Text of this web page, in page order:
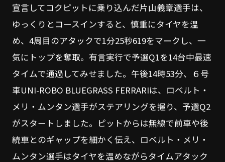
宣言してコクピットに乗り込んだ片山義章選手は、
ゆっくりとコースインすると、慎重にタイヤを温
め、4周目のアタックで1分25秒619をマークし、一
気にトップを奪取。有言実行で予選Q1を14台中最速
タイムで通過してみせました。午後14時53分、６号
車UNI-ROBO BLUEGRASS FERRARIは、ロベルト・
メリ・ムンタン選手がステアリングを握り、予選Q2
がスタートしました。ピットからは無線で前車や後
続車とのギャップを細かく伝え、ロベルト・メリ・
ムンタン選手はタイヤを温めながらタイムアタック